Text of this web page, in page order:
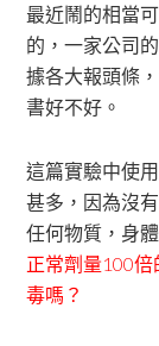
最近鬧的相當
的，一家公司
據各大報頭條
書好不好。
這篇實驗中使
甚多，因為沒
任何物質，身
正常劑量100
毒嗎？